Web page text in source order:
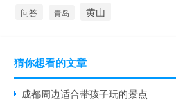
问答 青岛 黄山
猜你想看的文章
成都周边适合带孩子玩的景点